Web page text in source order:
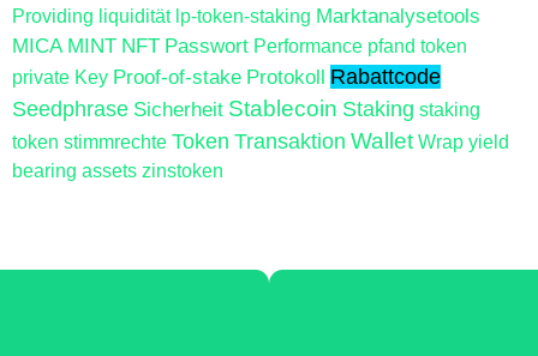
Providing liquidität lp-token-staking Marktanalysetools
MICA MINT NFT Passwort Performance pfand token
private Key Proof-of-stake Protokoll Rabattcode
Seedphrase Sicherheit Stablecoin Staking staking
token stimmrechte Token Transaktion Wallet Wrap yield
bearing assets zinstoken